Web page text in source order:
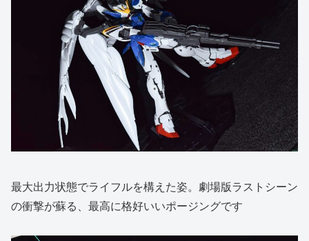
最大出力状態でライフルを構えた姿。劇場版ラストシーン
の衝撃が蘇る、最高に格好いいポージングです